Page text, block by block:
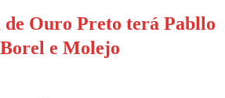
Ouro Preto terá Pabllo
e Molejo